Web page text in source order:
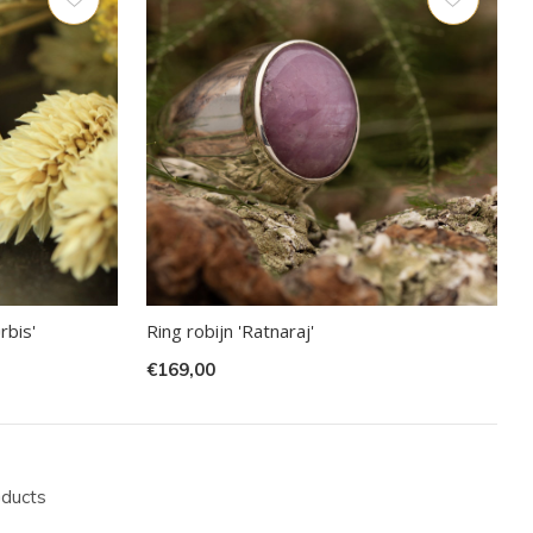
Ring robijn 'Ratnaraj'
€169,00